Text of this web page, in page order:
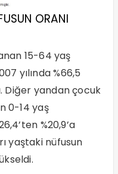
ORANI
15-64 yaş
yılında %66,5
Diğer yandan çocuk
0-14 yaş
%20,9’a
yaştaki nüfusun